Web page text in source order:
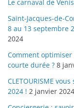
Le carnaval de
Saint-Jacques-de-
8 au 13 septembre
2024
Comment optimiser
courte durée ? 8
CLETOURISME
2024 ! 2 janvier 2024